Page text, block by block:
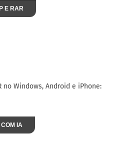
E RAR
no Windows, Android e iPhone:
IA